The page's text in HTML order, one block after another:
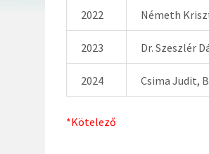
2022 Németh
2023 Dr. Szeszlér
2024 Csima Judit,
*Kötelező